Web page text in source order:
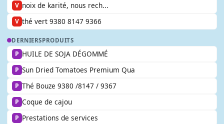
V noix de karité, nous rech...
V thé vert 9380 8147 9366
DERNIERSPRODUITS
P HUILE DE SOJA DÉGOMMÉ
P Sun Dried Tomatoes Premium Qua
P Thé Bouze 9380 /8147 / 9367
P Coque de cajou
P Prestations de services